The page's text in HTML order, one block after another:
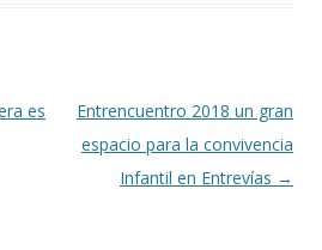
es
Entrencuentro 2018 un gran
espacio para la convivencia
Infantil en Entrevías →